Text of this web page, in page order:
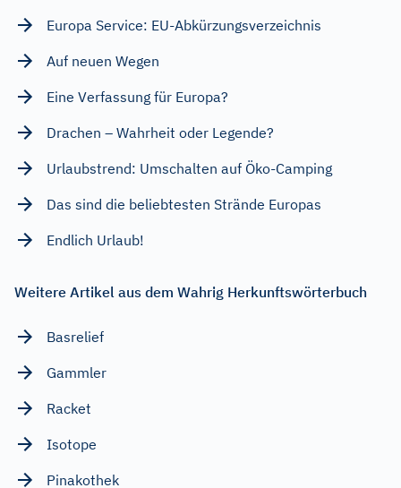
Europa Service: EU-Abkürzungsverzeichnis
Auf neuen Wegen
Eine Verfassung für Europa?
Drachen – Wahrheit oder Legende?
Urlaubstrend: Umschalten auf Öko-Camping
Das sind die beliebtesten Strände Europas
Endlich Urlaub!
Weitere Artikel aus dem Wahrig Herkunftswörterbuch
Basrelief
Gammler
Racket
Isotope
Pinakothek